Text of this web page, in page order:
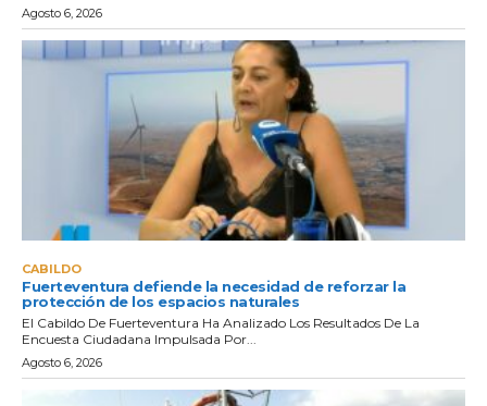
Agosto 6, 2026
CABILDO
Fuerteventura defiende la necesidad de reforzar la
protección de los espacios naturales
El Cabildo De Fuerteventura Ha Analizado Los Resultados De La
Encuesta Ciudadana Impulsada Por...
Agosto 6, 2026